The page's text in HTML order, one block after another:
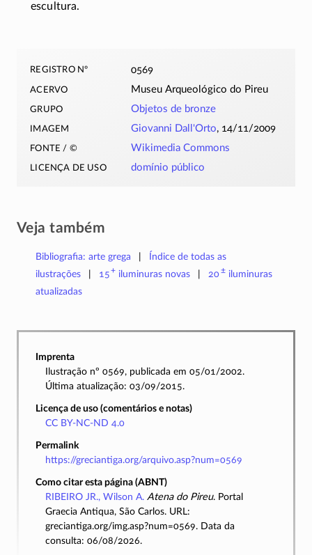
escultura.
registro nº 0569
acervo Museu Arqueológico do Pireu
grupo Objetos de bronze
imagem Giovanni Dall'Orto, 14/11/2009
fonte / © Wikimedia Commons
licença de uso domínio público
Veja também
Bibliografia: arte grega
Índice de todas as
ilustrações
15+ iluminuras novas 20±iluminuras
atualizadas
Imprenta
Ilustração nº 0569, publicada em 05/01/2002.
Última atualização: 03/09/2015.
Licença de uso (comentários e notas)
CC BY-NC-ND 4.0
Permalink
https://greciantiga.org/arquivo.asp?num=0569
Como citar esta página (ABNT)
RIBEIRO JR., Wilson A. Atena do Pireu. Portal
Graecia Antiqua, São Carlos. URL:
greciantiga.org/img.asp?num=0569. Data da
consulta: 06/08/2026.